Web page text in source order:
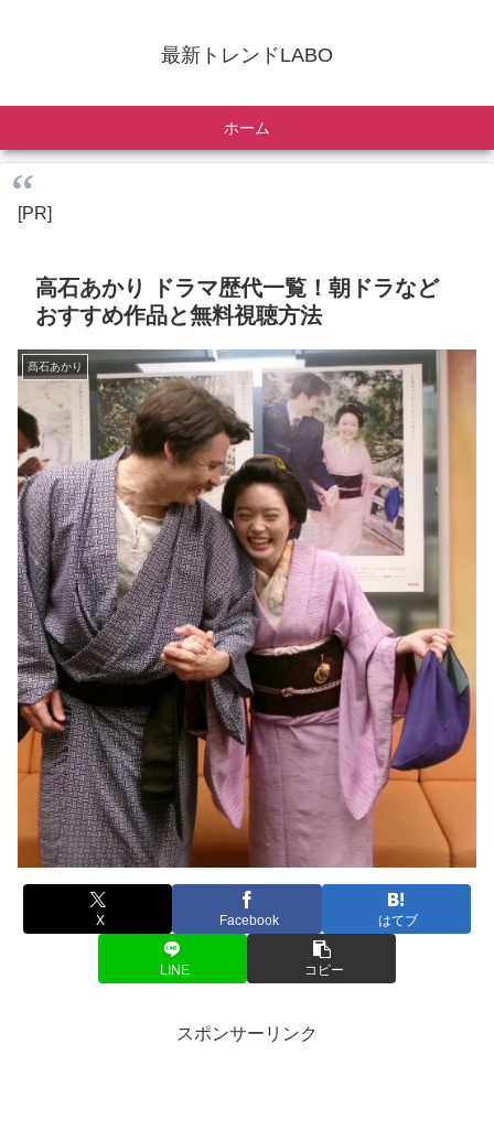
最新トレンドLABO
ホーム
[PR]
高石あかり ドラマ歴代一覧！朝ドラなど
おすすめ作品と無料視聴方法
髙石あかり
X Facebook はてブ
LINE コピー
スポンサーリンク